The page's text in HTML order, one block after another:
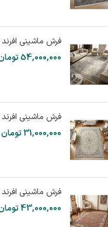
فرش ماشینی افرند 1200 شانه زمینه نقره ای کد 121506
54,000,000
فرش ماشینی افرند 1500 شانه گل برجسته زمینه کرم کد 55017
31,000,000تومان
فرش ماشینی افرند 1200 شانه زمینه گلبهی کد 2223
43,000,000